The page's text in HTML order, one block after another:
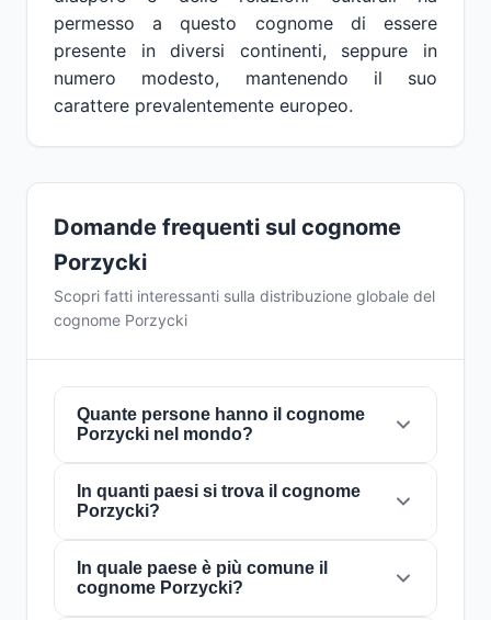
permesso a questo cognome di essere
presente in diversi continenti, seppure in
numero modesto, mantenendo il suo
carattere prevalentemente europeo.
Domande frequenti sul cognome
Porzycki
Scopri fatti interessanti sulla distribuzione globale del
cognome Porzycki
Quante persone hanno il cognome
Porzycki nel mondo?
Attualmente ci sono circa604 personecon il
cognomePorzycki
significa che circa 1 persona su13,245,033
nel mondo porta questo cognome. È presente
in12 paesi, il che riflette la sua distribuzione
In quanti paesi si trova il cognome
Porzycki?
Il cognomePorzyckiè presente in
tutto il mondo. Questo lo classifica come un
In quale paese è più comune il
cognome Porzycki?